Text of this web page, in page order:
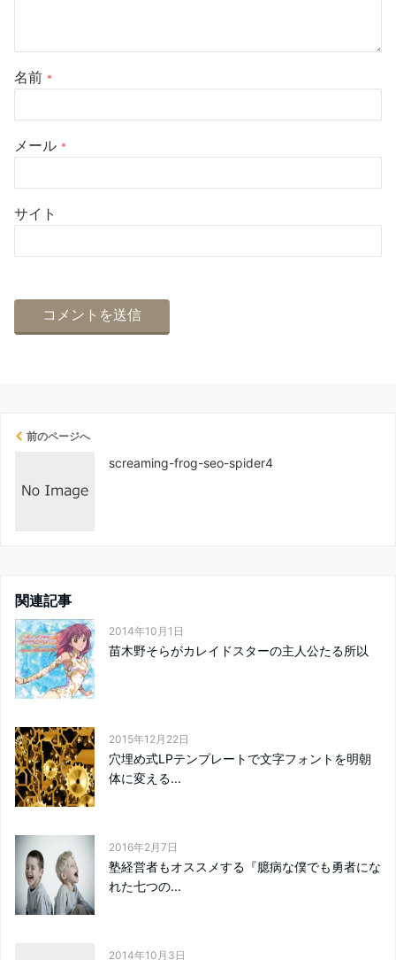
名前 *
メール *
サイト
前のページへ
screaming-frog-seo-spider4
関連記事
2014年10月1日
苗木野そらがカレイドスターの主人公たる所以
2015年12月22日
穴埋め式LPテンプレートで文字フォントを明朝
体に変える...
2016年2月7日
塾経営者もオススメする『臆病な僕でも勇者にな
れた七つの...
2014年10月3日